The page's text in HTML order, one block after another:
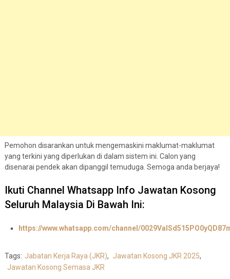
Pemohon disarankan untuk mengemaskini maklumat-maklumat
yang terkini yang diperlukan di dalam sistem ini. Calon yang
disenarai pendek akan dipanggil temuduga. Semoga anda berjaya!
Ikuti Channel Whatsapp Info Jawatan Kosong
Seluruh Malaysia Di Bawah Ini:
https://www.whatsapp.com/channel/
Tags: Jabatan Kerja Raya (JKR), Jawatan Kosong JKR 2025,
Jawatan Kosong Semasa JKR